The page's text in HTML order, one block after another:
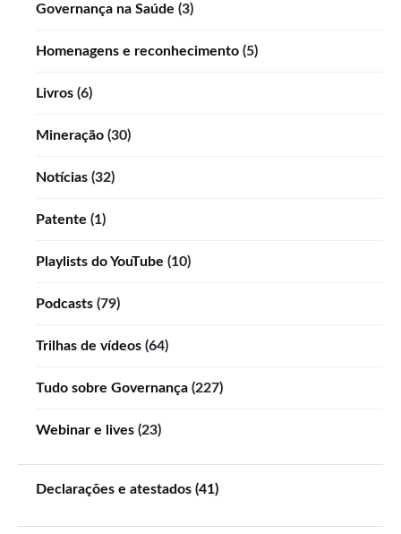
Governança na Saúde (3)
Homenagens e reconhecimento (5)
Livros (6)
Mineração (30)
Notícias (32)
Patente (1)
Playlists do YouTube (10)
Podcasts (79)
Trilhas de vídeos (64)
Tudo sobre Governança (227)
Webinar e lives (23)
Declarações e atestados (41)